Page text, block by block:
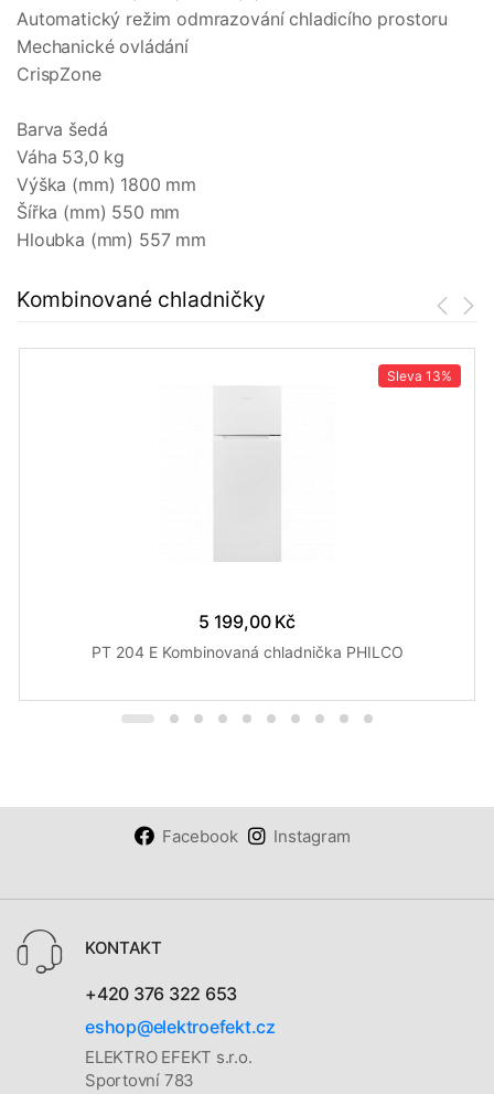
Automatický režim odmrazování chladicího prostoru
Mechanické ovládání
CrispZone
Barva šedá
Váha 53,0 kg
Výška (mm) 1800 mm
Šířka (mm) 550 mm
Hloubka (mm) 557 mm
Kombinované chladničky
Sleva 13%
5 199,00 Kč
PT 204 E Kombinovaná chladnička PHILCO
Facebook Instagram
KONTAKT
+420 376 322 653
eshop@elektroefekt.cz
ELEKTRO EFEKT s.r.o.
Sportovní 783